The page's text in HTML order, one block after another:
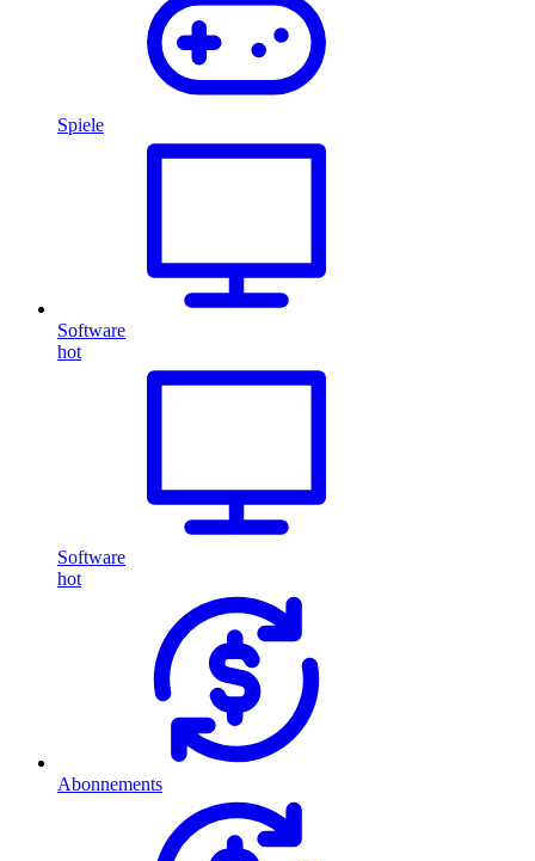
Spiele
Software
hot
Software
hot
Abonnements